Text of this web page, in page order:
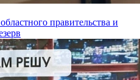
правительства и